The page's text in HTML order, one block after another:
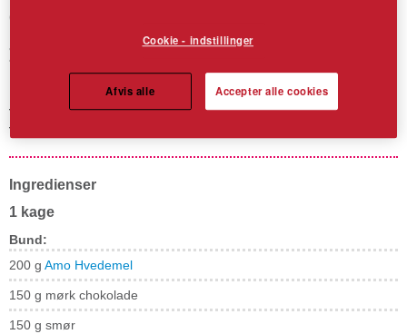
Chokoladedrøm med
moccatrøffel
En dejlig chokoladekage med moccatrøffel af mørk chokolade,
fløde og kaffe som smagsforstærker. Server gerne med
flødeskum, is eller friske bær.
Ingredienser
1 kage
Bund:
200 g Amo Hvedemel
150 g mørk chokolade
150 g smør
Cookie - indstillinger
Afvis alle Accepter alle cookies